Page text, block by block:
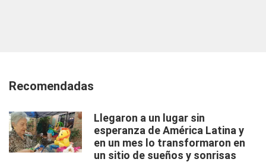
Recomendadas
Llegaron a un lugar sin
esperanza de América Latina y
en un mes lo transformaron en
un sitio de sueños y sonrisas